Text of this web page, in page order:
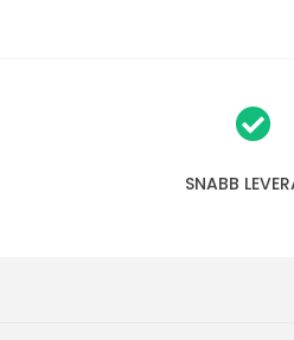
SNABB